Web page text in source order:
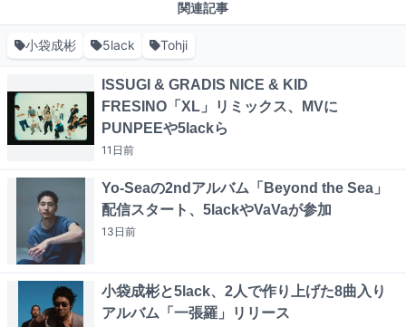
関連記事
小袋成彬 5lack Tohji
ISSUGI & GRADIS NICE & KID
FRESINO「XL」リミックス、MVに
PUNPEEや5lackら
11日前
Yo-Seaの2ndアルバム「Beyond the Sea」
配信スタート、5lackやVaVaが参加
13日前
小袋成彬と5lack、2人で作り上げた8曲入り
アルバム「一張羅」リリース